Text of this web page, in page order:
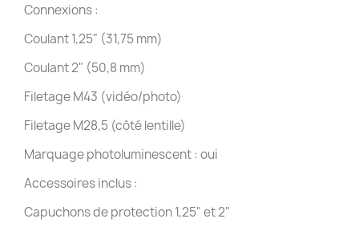
Connexions :
Coulant 1,25" (31,75 mm)
Coulant 2" (50,8 mm)
Filetage M43 (vidéo/photo)
Filetage M28,5 (côté lentille)
Marquage photoluminescent : oui
Accessoires inclus :
Capuchons de protection 1,25" et 2"